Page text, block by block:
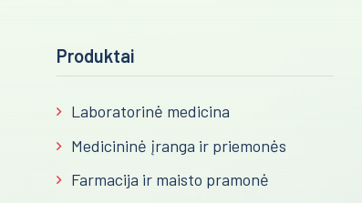
Produktai
Laboratorinė medicina
Medicininė įranga ir priemonės
Farmacija ir maisto pramonė